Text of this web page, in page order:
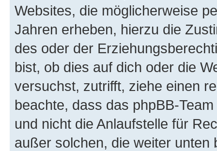
Websites, die möglicherweise
Jahren erheben, hierzu die
des oder der
bist, ob dies auf dich oder die
versuchst, zutrifft, ziehe einen
beachte, dass das phpBB-
und nicht die Anlaufstelle für
außer solchen, die weiter unten